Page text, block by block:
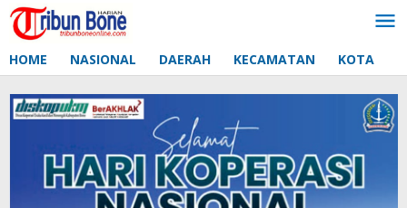
Lewati
ke
HOME NASIONAL DAERAH KECAMATAN KOTA